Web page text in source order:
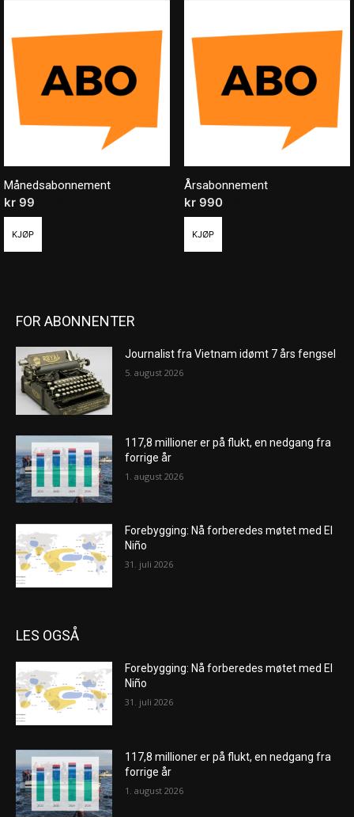
Månedsabonnement
kr 99
KJØP
Årsabonnement
kr990
KJØP
FOR ABONNENTER
Journalist fra Vietnam idømt 7 års fengsel
5. august 2026
117,8 millioner er på flukt, en nedgang fra
forrige år
1. august 2026
Forebygging: Nå forberedes møtet med El
Niño
31. juli 2026
LES OGSÅ
Forebygging: Nå forberedes møtet med El
Niño
31. juli 2026
117,8 millioner er på flukt, en nedgang fra
forrige år
1. august 2026